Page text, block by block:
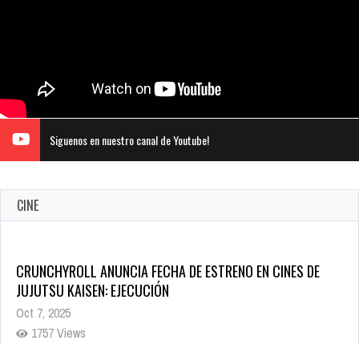
Siguenos en nuestro canal de Youtube!
CINE
CRUNCHYROLL ANUNCIA FECHA DE ESTRENO EN CINES DE
JUJUTSU KAISEN: EJECUCIÓN
Oct 7, 2025
1757 Views